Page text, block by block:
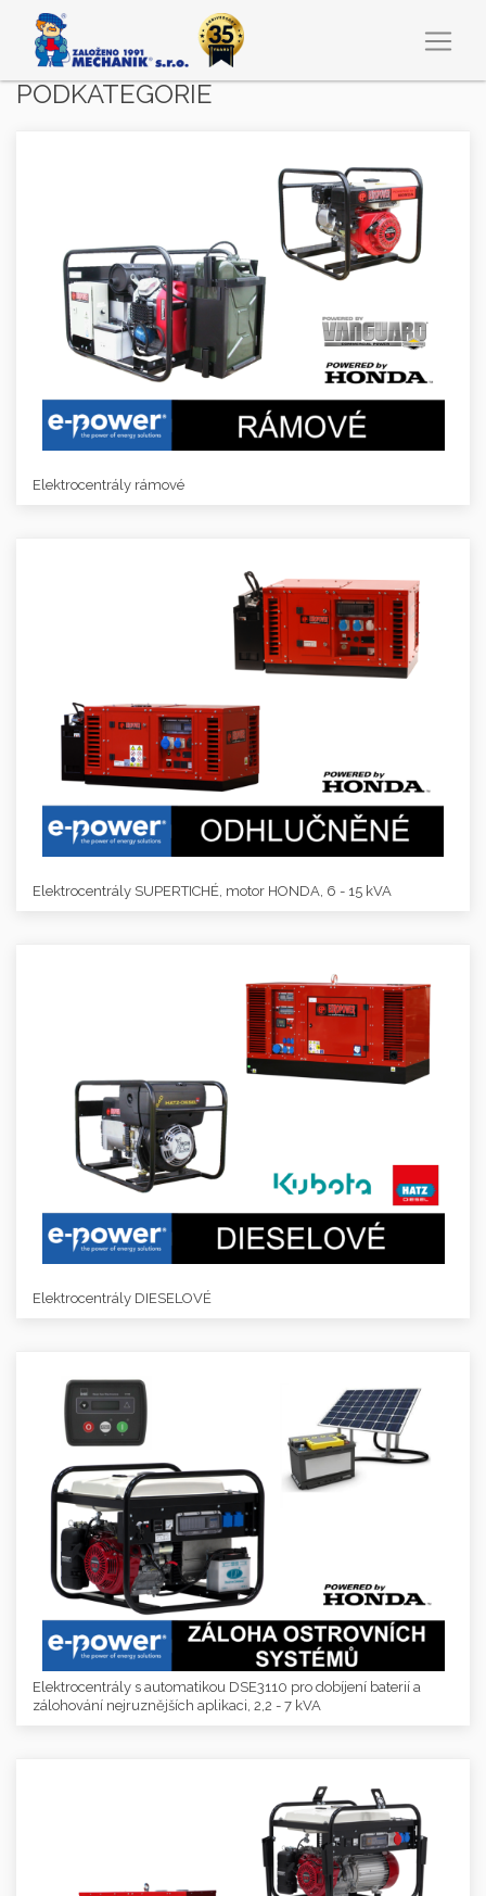
PODKATEGORIE
Elektrocentrály rámové
Elektrocentrály SUPERTICHÉ, motor HONDA, 6 - 15 kVA
Elektrocentrály DIESELOVÉ
Elektrocentrály s automatikou DSE3110 pro dobíjení baterií a
zálohování nejruznějších aplikaci, 2,2 - 7 kVA